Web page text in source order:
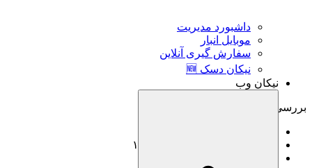
داشبورد مدیریت
موبایل انبار
سفارش گیری آنلاین
نیکان دسک 🆕
نیکان وب
بررسی مشکلات حسابرسی مالیاتی